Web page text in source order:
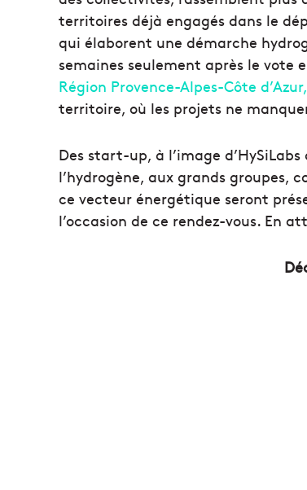
territoires déjà engagés dans le
qui élaborent une démarche
semaines seulement après le vote
Région Provence-Alpes-Côte d’Azur,
territoire, où les projets ne
Des start-up, à l’image
l’hydrogène, aux grands groupes,
ce vecteur énergétique seront
l’occasion de ce rendez-vous. En